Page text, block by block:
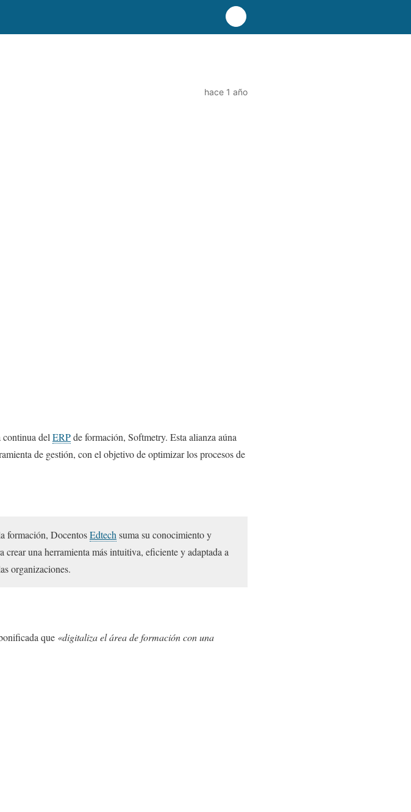
hace 1 año
continua del ERPde formación, Softmetry. Esta alianza aúna
de gestión, con el objetivo de optimizar los procesos de
formación, DocentosEdtech suma su conocimiento y
una herramienta más intuitiva, eficiente y adaptada a
organizaciones.
que «digitaliza el área de formación con una